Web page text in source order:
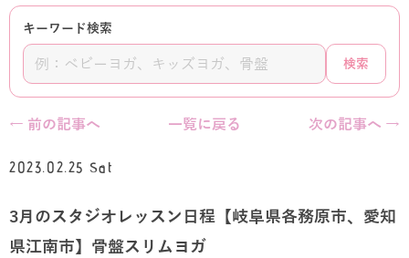
ヨガ資格講座 ›
ログイン
キーワード検索
検索
← 前の記事へ 一覧に戻る 次の記事へ →
2023.02.25 Sat
3月のスタジオレッスン日程【岐阜県各務原市、愛知
県江南市】骨盤スリムヨガ